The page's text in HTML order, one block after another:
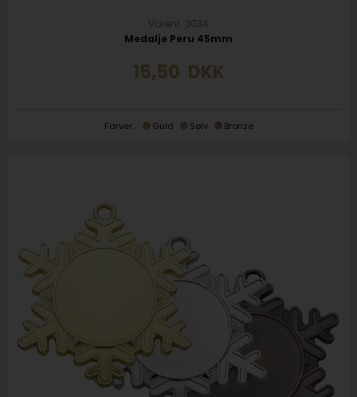
Varenr. 3034
Medalje Peru 45mm
15,50 DKK
Farver: Guld Sølv Bronze